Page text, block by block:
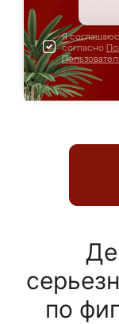
Я
согласно
по